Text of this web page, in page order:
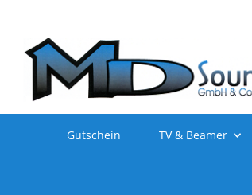
Gutschein TV & Beamer